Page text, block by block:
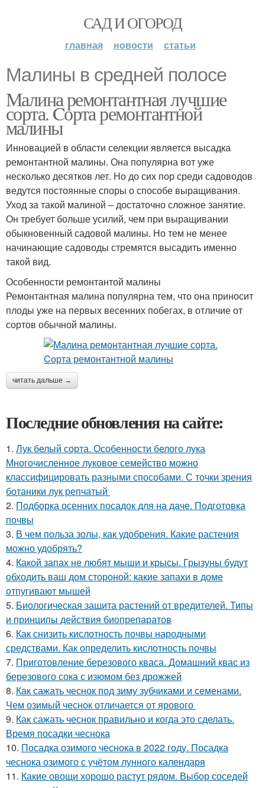
САД И ОГОРОД
главная новости статьи
Малины в средней полосе
Малина ремонтантная лучшие
сорта. Cорта ремонтантной
малины
Инновацией в области селекции является высадка
ремонтантной малины. Она популярна вот уже
несколько десятков лет. Но до сих пор среди садоводов
ведутся постоянные споры о способе выращивания.
Уход за такой малиной – достаточно сложное занятие.
Он требует больше усилий, чем при выращивании
обыкновенный садовой малины. Но тем не менее
начинающие садоводы стремятся высадить именно
такой вид.
Особенности ремонтантой малины
Ремонтантная малина популярна тем, что она приносит
плоды уже на первых весенних побегах, в отличие от
сортов обычной малины.
читать дальше →
Последние обновления на сайте:
1. Лук белый сорта. Особенности белого лука
Многочисленное луковое семейство можно
классифицировать разными способами. С точки зрения
ботаники лук репчатый
2. Подборка осенних посадок для на даче. Подготовка
почвы
3. В чем польза золы, как удобрения. Какие растения
можно удобрять?
4. Какой запах не любят мыши и крысы. Грызуны будут
обходить ваш дом стороной: какие запахи в доме
отпугивают мышей
5. Биологическая защита растений от вредителей. Типы
и принципы действия биопрепаратов
6. Как снизить кислотность почвы народными
средствами. Как определить кислотность почвы
7. Приготовление березового кваса. Домашний квас из
березового сока с изюмом без дрожжей
8. Как сажать чеснок под зиму зубчиками и семенами.
Чем озимый чеснок отличается от ярового
9. Как сажать чеснок правильно и когда это сделать.
Время посадки чеснока
10. Посадка озимого чеснока в 2022 году. Посадка
чеснока озимого с учётом лунного календаря
11. Какие овощи хорошо растут рядом. Выбор соседей